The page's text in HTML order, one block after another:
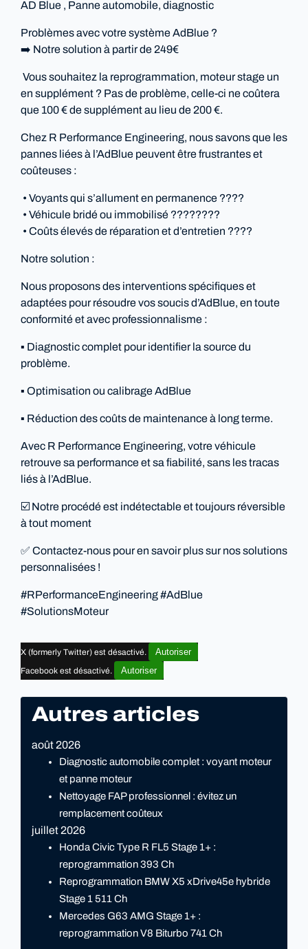
AD Blue , Panne automobile, diagnostic
Problèmes avec votre système AdBlue ?
➡️ Notre solution à partir de 249€
Vous souhaitez la reprogrammation, moteur stage un
en supplément ? Pas de problème, celle-ci ne coûtera
que 100 € de supplément au lieu de 200 €.
Chez R Performance Engineering, nous savons que les
pannes liées à l’AdBlue peuvent être frustrantes et
coûteuses :
• Voyants qui s’allument en permanence ????
• Véhicule bridé ou immobilisé ????????
• Coûts élevés de réparation et d’entretien ????
Notre solution :
Nous proposons des interventions spécifiques et
adaptées pour résoudre vos soucis d’AdBlue, en toute
conformité et avec professionnalisme :
▪️ Diagnostic complet pour identifier la source du
problème.
▪️ Optimisation ou calibrage AdBlue
▪️ Réduction des coûts de maintenance à long terme.
Avec R Performance Engineering, votre véhicule
retrouve sa performance et sa fiabilité, sans les tracas
liés à l’AdBlue.
☑️ Notre procédé est indétectable et toujours réversible
à tout moment
✅ Contactez-nous pour en savoir plus sur nos solutions
personnalisées !
#RPerformanceEngineering #AdBlue
#SolutionsMoteur
X (formerly Twitter) est désactivé. Autoriser
Facebook est désactivé. Autoriser
Autres articles
août 2026
Diagnostic automobile complet : voyant moteur
et panne moteur
Nettoyage FAP professionnel : évitez un
remplacement coûteux
juillet 2026
Honda Civic Type R FL5 Stage 1+ :
reprogrammation 393 Ch
Reprogrammation BMW X5 xDrive45e hybride
Stage 1 511 Ch
Mercedes G63 AMG Stage 1+ :
reprogrammation V8 Biturbo 741 Ch